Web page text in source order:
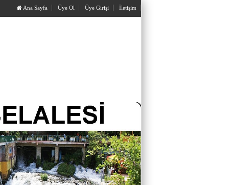
Ana Sayfa Üye Ol Üye Girişi İletişim